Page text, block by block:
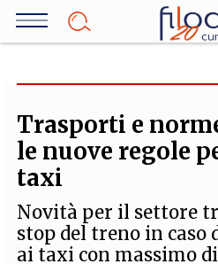
Salta
SCIENZA
ALTRO
Trasporti e
le nuove regole
taxi
Novità per il settore
stop del treno in caso
ai taxi con massimo